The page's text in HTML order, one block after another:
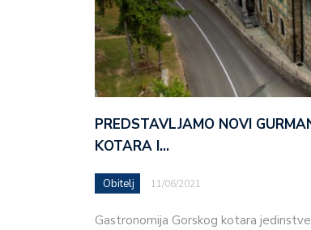
PREDSTAVLJAMO NOVI
KOTARA I…
Obitelj 11/06/2021
Gastronomija Gorskog kotara